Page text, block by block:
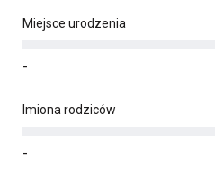
Miejsce urodzenia
-
Imiona rodziców
-